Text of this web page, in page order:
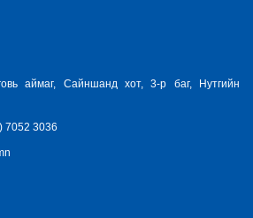
аймаг, Сайншанд хот, 3-р баг, Нутгийн
7052 3036